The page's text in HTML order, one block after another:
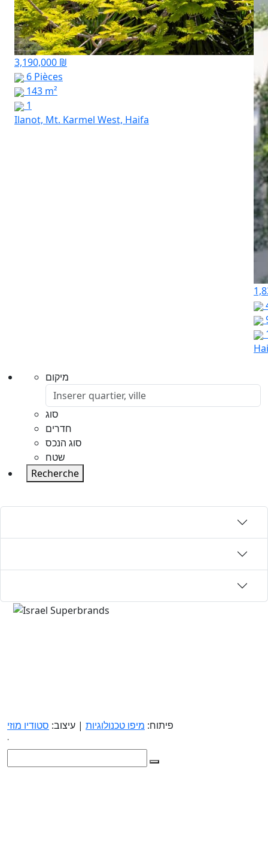
3,190,000 ₪
6 Pièces
143 m²
1
Ilanot, Mt. Karmel West, Haifa
מיקום
סוג
חדרים
סוג הנכס
שטח
Recherche
פיתוח: מיפו טכנולוגיות | עיצוב: סטודיו מוזי
.